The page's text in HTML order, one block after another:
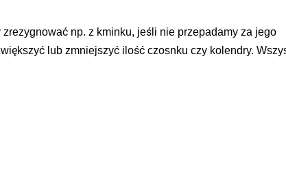
np. z kminku, jeśli nie przepadamy za jego
lub zmniejszyć ilość czosnku czy kolendry.